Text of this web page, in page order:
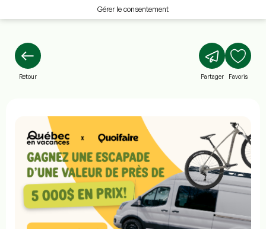
Gérer le consentement
Retour Partager Favoris